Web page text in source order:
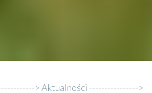
Aktualności